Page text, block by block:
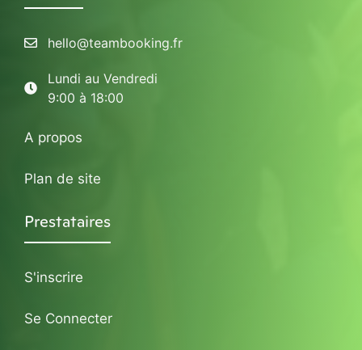
hello@teambooking.fr
Lundi au Vendredi
9:00 à 18:00
A propos
Plan de site
Prestataires
S'inscrire
Se Connecter